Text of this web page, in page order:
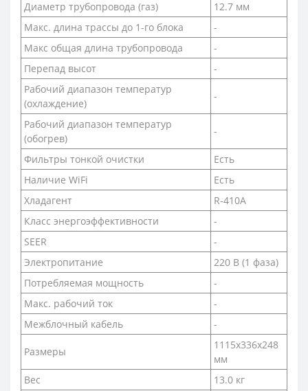
Диаметр трубопровода (газ)
12.7 мм
Макс. длина трассы до 1-го блока
-
Макс общая длина трубопровода
-
Перепад высот
-
Рабочий диапазон температур
(охлаждение)
-
Рабочий диапазон температур
(обогрев)
-
Фильтры тонкой очистки
Есть
Наличие WiFi
Есть
Хладагент
R-410A
Класс энергоэффективности
-
SEER
-
Электропитание
220 В (1 фаза)
Потребляемая мощность
-
Макс. рабочий ток
-
Межблочный кабель
-
Размеры
1115х336х248
мм
Вес
13.0 кг